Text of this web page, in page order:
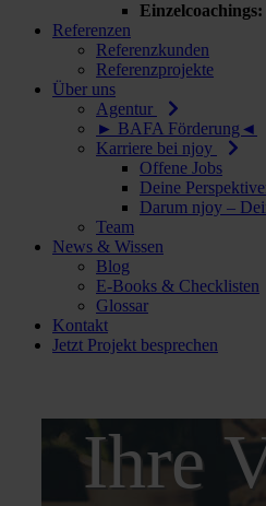
Einzelcoachings:
Referenzen
Referenzkunden
Referenzprojekte
Über uns
Agentur
► BAFA Förderung◄
Karriere bei njoy
Offene Jobs
Deine
Darum njoy –
Team
News & Wissen
Blog
E-Books & Checklisten
Glossar
Kontakt
Jetzt Projekt besprechen
Ihre